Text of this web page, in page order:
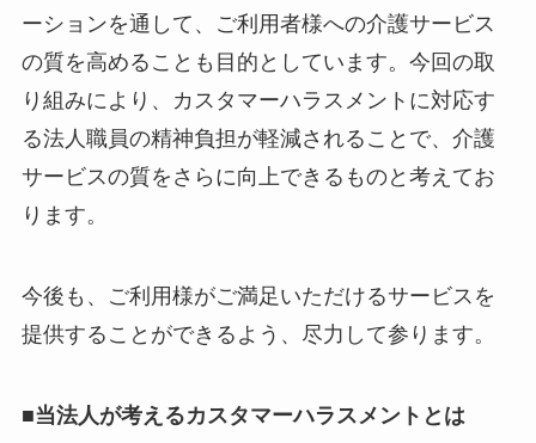
ーションを通して、ご利用者様への介護サービス
の質を高めることも目的としています。今回の取
り組みにより、カスタマーハラスメントに対応す
る法人職員の精神負担が軽減されることで、介護
サービスの質をさらに向上できるものと考えてお
ります。
今後も、ご利用様がご満足いただけるサービスを
提供することができるよう、尽力して参ります。
■当法人が考えるカスタマーハラスメントとは